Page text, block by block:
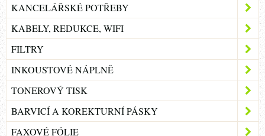
KANCELÁŘSKÉ POTŘEBY
KABELY, REDUKCE, WIFI
FILTRY
INKOUSTOVÉ NÁPLNĚ
TONEROVÝ TISK
BARVICÍ A KOREKTURNÍ PÁSKY
FAXOVÉ FÓLIE